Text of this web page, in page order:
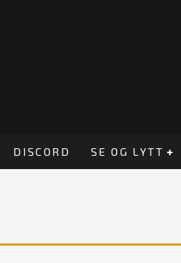
DISCORD SE OG LYTT